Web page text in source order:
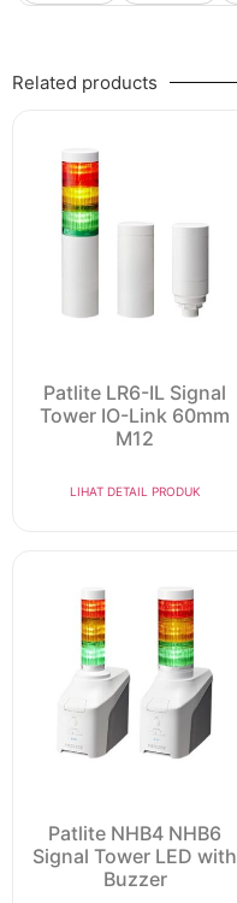
Related products
Patlite LR6-IL Signal
Tower IO-Link 60mm
M12
LIHAT DETAIL PRODUK
Patlite NHB4 NHB6
Signal Tower LED with
Buzzer